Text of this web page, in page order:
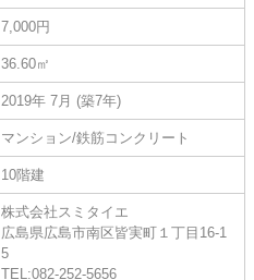
7,000円
36.60㎡
2019年 7月 (築7年)
マンション/鉄筋コンクリート
10階建
株式会社スミタイエ
広島県広島市南区皆実町１丁目16-1
5
TEL:082-252-5656